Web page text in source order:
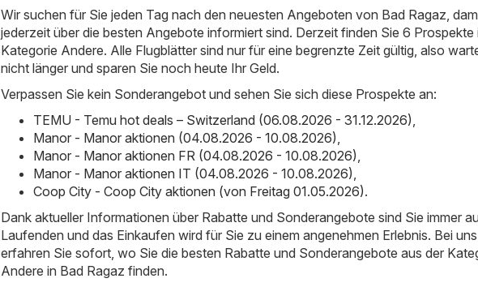
Wir suchen für Sie jeden Tag nach den neuesten Angeboten von Bad Ragaz,
jederzeit über die besten Angebote informiert sind. Derzeit finden Sie 6 Prospekte
Kategorie Andere. Alle Flugblätter sind nur für eine begrenzte Zeit gültig, also
nicht länger und sparen Sie noch heute Ihr Geld.
Verpassen Sie kein Sonderangebot und sehen Sie sich diese Prospekte an:
TEMU - Temu hot deals – Switzerland (06.08.2026 - 31.12.2026)
Manor - Manor aktionen (04.08.2026 - 10.08.2026)
Manor - Manor aktionen FR (04.08.2026 - 10.08.2026)
Manor - Manor aktionen IT (04.08.2026 - 10.08.2026)
Coop City - Coop City aktionen (von Freitag 01.05.2026).
Dank aktueller Informationen über Rabatte und Sonderangebote sind Sie immer
Laufenden und das Einkaufen wird für Sie zu einem angenehmen Erlebnis. Bei uns
erfahren Sie sofort, wo Sie die besten Rabatte und Sonderangebote aus der
Andere in Bad Ragaz finden.